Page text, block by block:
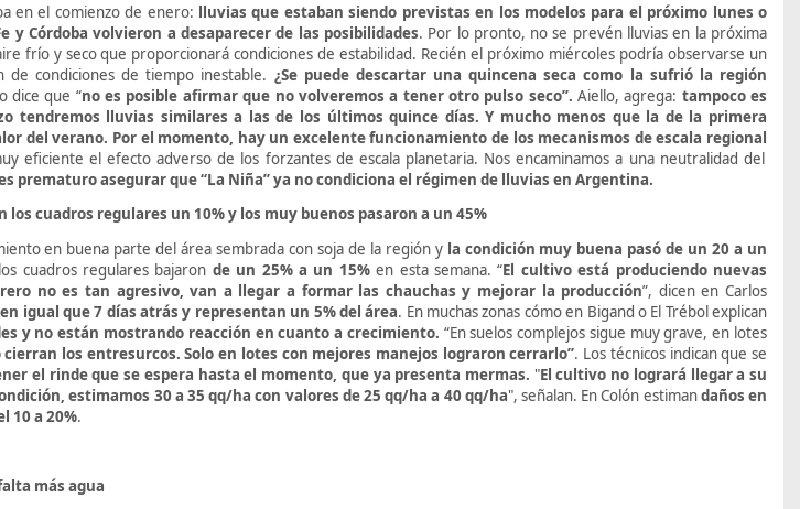
en el comienzo de enero: lluvias que estaban siendo previstas en los modelos para el próximo lunes o
y Córdoba volvieron a desaparecer de las posibilidades. Por lo pronto, no se prevén lluvias en la próxima
frío y seco que proporcionará condiciones de estabilidad. Recién el próximo miércoles podría observarse un
condiciones de tiempo inestable. ¿Se puede descartar una quincena seca como la sufrió la región
dice que “no es posible afirmar que no volveremos a tener otro pulso seco”. Aiello, agrega: tampoco es
tendremos lluvias similares a las de los últimos quince días. Y mucho menos que la de la primera
del verano. Por el momento, hay un excelente funcionamiento de los mecanismos de escala regional
eficiente el efecto adverso de los forzantes de escala planetaria. Nos encaminamos a una neutralidad del
prematuro asegurar que “La Niña” ya no condiciona el régimen de lluvias en Argentina.
cuadros regulares un 10% y los muy buenos pasaron a un 45%
en buena parte del área sembrada con soja de la región y la condición muy buena pasó de un 20 a un
cuadros regulares bajaron de un 25% a un 15%en esta semana.“El cultivo está produciendo nuevas
no es tan agresivo, van a llegar a formar las chauchas y mejorar la producción”, dicen en Carlos
igual que 7 días atrás y representan un 5% del área. En muchas zonas cómo en Bigand o El Trébol explican
y no están mostrando reacción en cuanto a crecimiento. “En suelos complejos sigue muy grave, en lotes
cierran los entresurcos. Solo en lotes con mejores manejos lograron cerrarlo”. Los técnicos indican que se
el rinde que se espera hasta el momento, que ya presenta mermas. "El cultivo no logrará llegar a su
estimamos 30 a 35 qq/ha con valores de 25 qq/ha a 40 qq/ha", señalan. En Colón estimandaños en
10 a 20%.
más agua